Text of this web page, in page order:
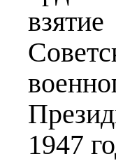
1947